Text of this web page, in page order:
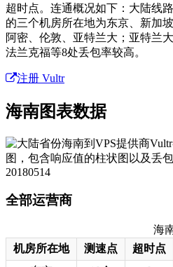
超时点。连通概况如下：大陆线
的三个机房所在地为东京、新加
阿密、伦敦、亚特兰大；亚特兰
法兰克福等8处丢包率较高。
注册 Vultr
海南图表数据
全部运营商
海
机房所在地
测速点 超时点